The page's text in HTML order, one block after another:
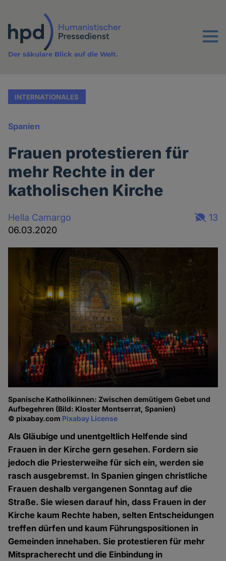
Inhalt
Menu
Der säkulare Blick auf die Welt.
INTERNATIONALES
Spanien
Frauen protestieren für
mehr Rechte in der
katholischen Kirche
Hella Camargo
06.03.2020
13
Spanische Katholikinnen: Zwischen demütigem Gebet und
Aufbegehren (Bild: Kloster Montserrat, Spanien)
© pixabay.com Pixabay License
Als Gläubige und unentgeltlich Helfende sind
Frauen in der Kirche gern gesehen. Fordern sie
jedoch die Priesterweihe für sich ein, werden sie
rasch ausgebremst. In Spanien gingen christliche
Frauen deshalb vergangenen Sonntag auf die
Straße. Sie wiesen darauf hin, dass Frauen in der
Kirche kaum Rechte haben, selten Entscheidungen
treffen dürfen und kaum Führungspositionen in
Gemeinden innehaben. Sie protestieren für mehr
Mitspracherecht und die Einbindung in